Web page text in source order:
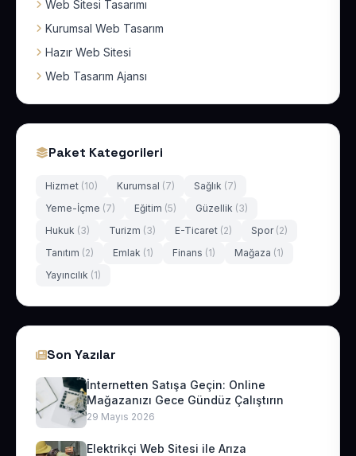
Web Sitesi Tasarımı
Kurumsal Web Tasarım
Hazır Web Sitesi
Web Tasarım Ajansı
Paket Kategorileri
Hizmet (10) Kurumsal (7) Sağlık (7)
Yeme-İçme (7) Eğitim (5) Güzellik (3)
Hukuk (3) Turizm (3) E-Ticaret (2) Spor (2)
Tanıtım (2) Emlak (1) Finans (1) Mağaza (1)
Yayıncılık (1)
Son Yazılar
İnternetten Satışa Geçin: Online
Mağazanızı Gece Gündüz Çalıştırın
29 Mayıs 2026
Elektrikçi Web Sitesi ile Arıza